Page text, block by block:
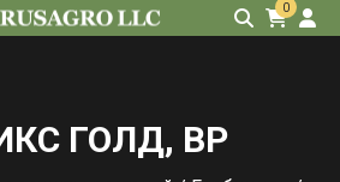
0
ГОЛД, ВР